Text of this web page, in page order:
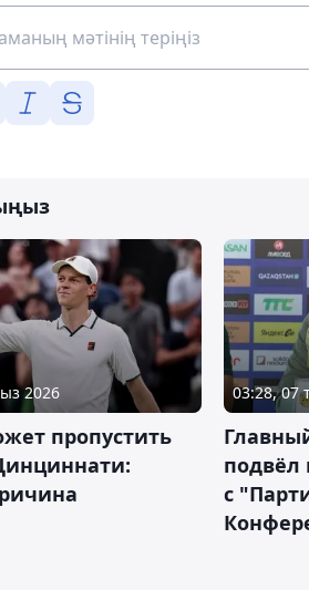
2026
пропустить
03:28, 07
подвёл
с